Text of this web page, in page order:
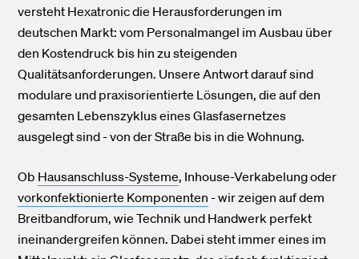
versteht Hexatronic die Herausforderungen im
deutschen Markt: vom Personalmangel im Ausbau über
den Kostendruck bis hin zu steigenden
Qualitätsanforderungen. Unsere Antwort darauf sind
modulare und praxisorientierte Lösungen, die auf den
gesamten Lebenszyklus eines Glasfasernetzes
ausgelegt sind - von der Straße bis in die Wohnung.
Ob Hausanschluss-Systeme, Inhouse-Verkabelung oder
vorkonfektionierte Komponenten - wir zeigen auf dem
Breitbandforum, wie Technik und Handwerk perfekt
ineinandergreifen können. Dabei steht immer eines im